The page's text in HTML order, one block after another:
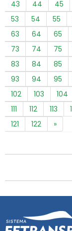
43
44 45
53
54 55
63
64 65
73
74 75
83
84 85
93
94 95
102
103 104
111
112 113
121
122 »